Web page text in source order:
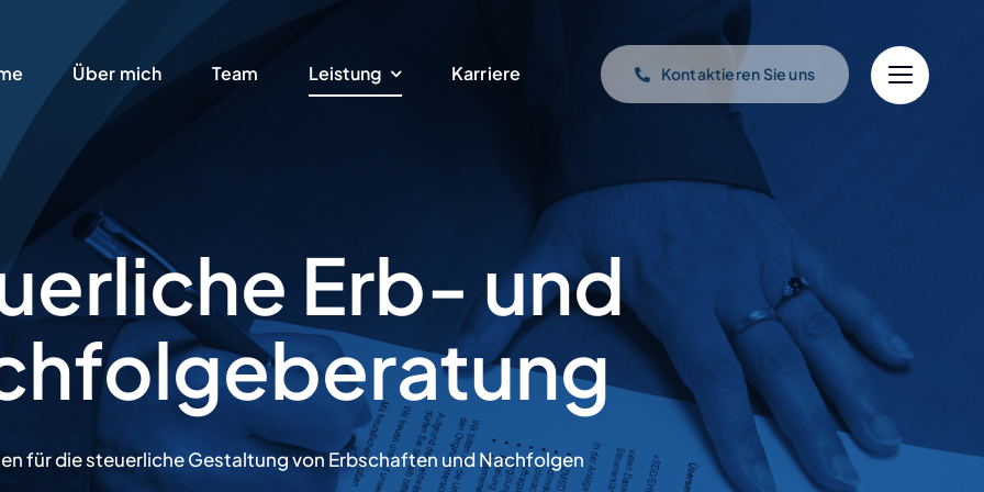
Über mich Team Leistung Karriere Kontaktieren Sie uns
Erb- und
für die steuerliche Gestaltung von Erbschaften und Nachfolgen